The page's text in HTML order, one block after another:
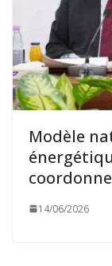
Modèle
14/06/2026